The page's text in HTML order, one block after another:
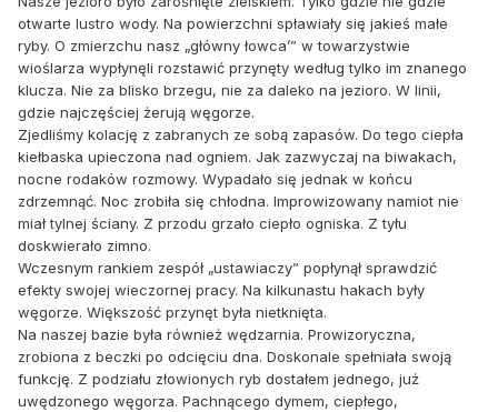
otwarte lustro wody. Na powierzchni spławiały się jakieś małe
ryby. O zmierzchu nasz „główny łowca’” w towarzystwie
wioślarza wypłynęli rozstawić przynęty według tylko im znanego
klucza. Nie za blisko brzegu, nie za daleko na jezioro. W linii,
gdzie najczęściej żerują węgorze.
Zjedliśmy kolację z zabranych ze sobą zapasów. Do tego ciepła
kiełbaska upieczona nad ogniem. Jak zazwyczaj na biwakach,
nocne rodaków rozmowy. Wypadało się jednak w końcu
zdrzemnąć. Noc zrobiła się chłodna. Improwizowany namiot nie
miał tylnej ściany. Z przodu grzało ciepło ogniska. Z tyłu
doskwierało zimno.
Wczesnym rankiem zespół „ustawiaczy” popłynął sprawdzić
efekty swojej wieczornej pracy. Na kilkunastu hakach były
węgorze. Większość przynęt była nietknięta.
Na naszej bazie była również wędzarnia. Prowizoryczna,
zrobiona z beczki po odcięciu dna. Doskonale spełniała swoją
funkcję. Z podziału złowionych ryb dostałem jednego, już
uwędzonego węgorza. Pachnącego dymem, ciepłego,